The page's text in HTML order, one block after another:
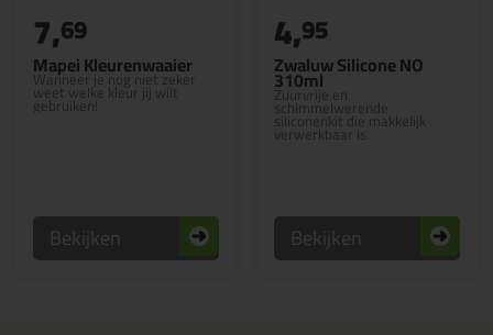
Mapei Kleurenwaaier
Wanneer je nog niet zeker
weet welke kleur jij wilt
gebruiken!
7,69
Bekijken
Zwaluw Silicone NO
310ml
Zuurvrije en
schimmelwerende
siliconenkit die makkelijk
verwerkbaar is.
4,95
Bekijken